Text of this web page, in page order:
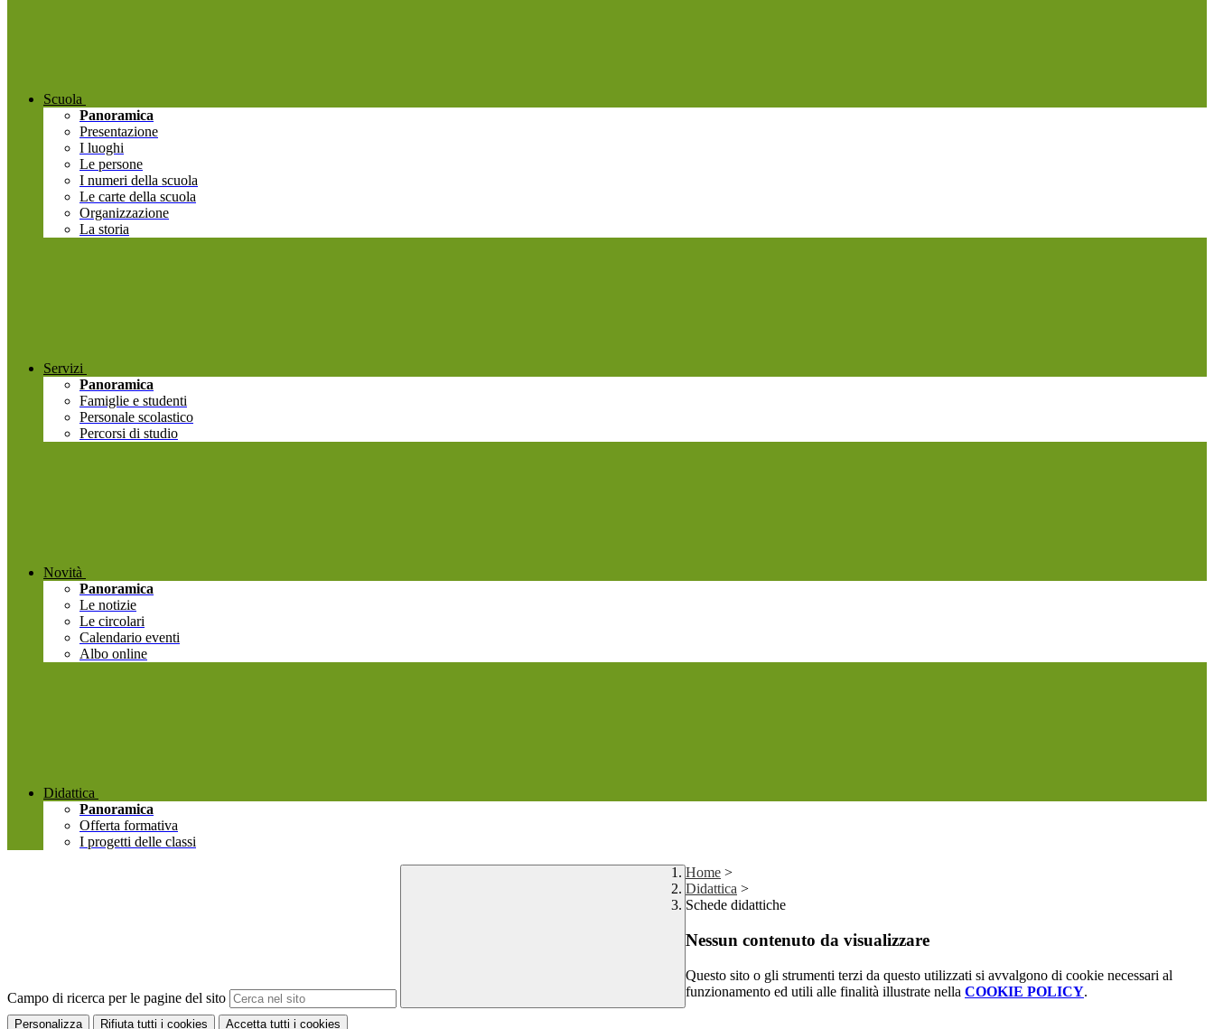
Scuola
Panoramica
Presentazione
I luoghi
Le persone
I numeri della scuola
Le carte della scuola
Organizzazione
La storia
Servizi
Panoramica
Famiglie e studenti
Personale scolastico
Percorsi di studio
Novità
Panoramica
Le notizie
Le circolari
Calendario eventi
Albo online
Didattica
Panoramica
Offerta formativa
I progetti delle classi
Campo di ricerca per le pagine del sito
Home >
Didattica >
Schede didattiche
Nessun contenuto da visualizzare
Questo sito o gli strumenti terzi da questo utilizzati si avvalgono di cookie necessari al
funzionamento ed utili alle finalità illustrate nella COOKIE POLICY.
Personalizza Rifiuta tutti i cookies Accetta tutti i cookies